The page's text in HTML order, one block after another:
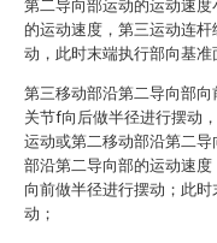
第二导向部运动的运动速
的运动速度，第三运动连
动，此时末端执行部向基准
第三移动部沿第二导向部
关节f向后做半径进行摆动
运动或第二移动部沿第二
部沿第二导向部的运动速
向前做半径进行摆动；此
动；